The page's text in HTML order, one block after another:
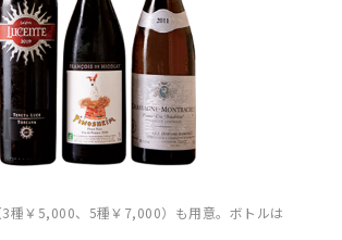
3種￥5,000、5種￥7,000）も用意。ボトルは